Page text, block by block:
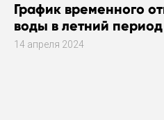
График временного
воды в летний период
14 апреля 2024